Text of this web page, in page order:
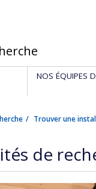
NOS ÉQUIPES
Trouver une
de